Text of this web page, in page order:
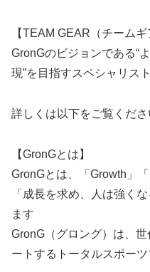
【TEAM GEAR（チームギ
GronGのビジョンである“
現”を目指すスペシャリス
詳しくは以下をご覧くださ
【GronGとは】
GronGとは、「Growth」
「成長を求め、人は強く
ます
GronG（グロング）は、
ートするトータルスポー